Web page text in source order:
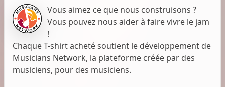
Vous aimez ce que nous construisons ?
Vous pouvez nous aider à faire vivre le jam
!
Chaque T-shirt acheté soutient le développement de
Musicians Network, la plateforme créée par des
musiciens, pour des musiciens.